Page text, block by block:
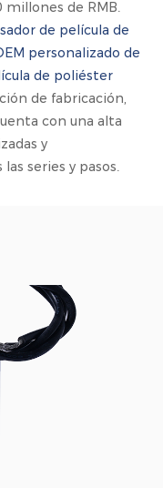
millones de RMB.
de película de
personalizado de
de poliéster
de fabricación,
con una alta
y
series y pasos.